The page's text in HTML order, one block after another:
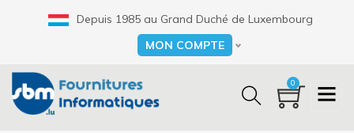
Depuis 1985 au Grand Duché de Luxembourg
Select your language
MON COMPTE
0